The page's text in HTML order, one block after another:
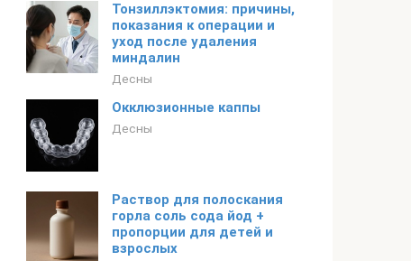
Тонзиллэктомия: причины,
показания к операции и
уход после удаления
миндалин
Десны
Окклюзионные каппы
Десны
Раствор для полоскания
горла соль сода йод +
пропорции для детей и
взрослых